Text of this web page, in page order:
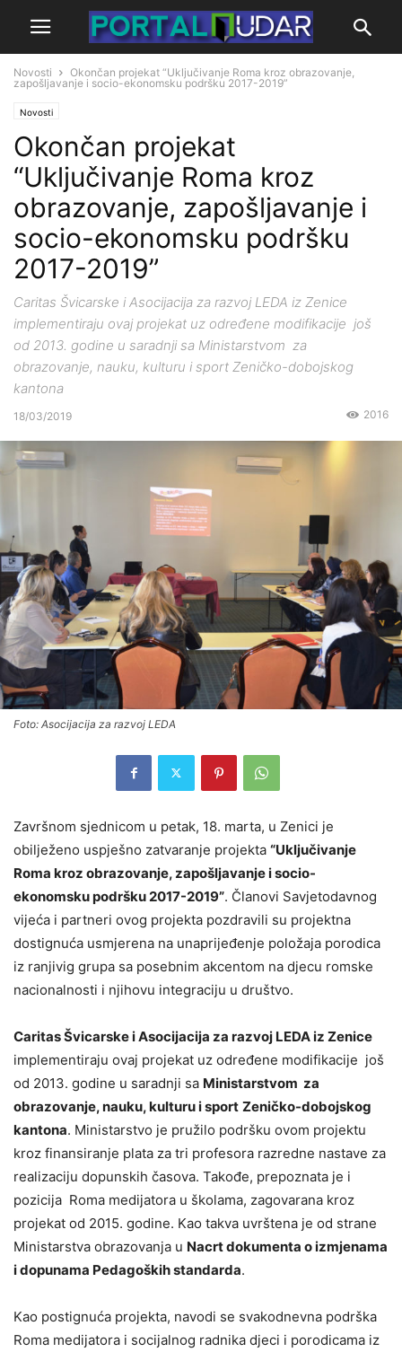
Novosti
Okončan projekat “Uključivanje Roma kroz obrazovanje,
zapošljavanje i socio-ekonomsku podršku 2017-2019”
Novosti
Okončan projekat
“Uključivanje Roma kroz
obrazovanje, zapošljavanje i
socio-ekonomsku podršku
2017-2019”
Caritas Švicarske i Asocijacija za razvoj LEDA iz Zenice
implementiraju ovaj projekat uz određene modifikacije još
od 2013. godine u saradnji sa Ministarstvom za
obrazovanje, nauku, kulturu i sport Zeničko-dobojskog
kantona
18/03/2019 2016
Foto: Asocijacija za razvoj LEDA
Završnom sjednicom u petak, 18. marta, u Zenici je
obilježeno uspješno zatvaranje projekta “Uključivanje
Roma kroz obrazovanje, zapošljavanje i socio-
ekonomsku podršku 2017-2019”. Članovi Savjetodavnog
vijeća i partneri ovog projekta pozdravili su projektna
dostignuća usmjerena na unaprijeđenje položaja porodica
iz ranjivig grupa sa posebnim akcentom na djecu romske
nacionalnosti i njihovu integraciju u društvo.
Caritas Švicarske i Asocijacija za razvoj LEDA iz Zenice
implementiraju ovaj projekat uz određene modifikacije još
od 2013. godine u saradnji sa Ministarstvom za
obrazovanje, nauku, kulturu i sport Zeničko-dobojskog
kantona. Ministarstvo je pružilo podršku ovom projektu
kroz finansiranje plata za tri profesora razredne nastave za
realizaciju dopunskih časova. Takođe, prepoznata je i
pozicija Roma medijatora u školama, zagovarana kroz
projekat od 2015. godine. Kao takva uvrštena je od strane
Ministarstva obrazovanja u Nacrt dokumenta o izmjenama
i dopunama Pedagoških standarda.
Kao postignuća projekta, navodi se svakodnevna podrška
Roma medijatora i socijalnog radnika djeci i porodicama iz